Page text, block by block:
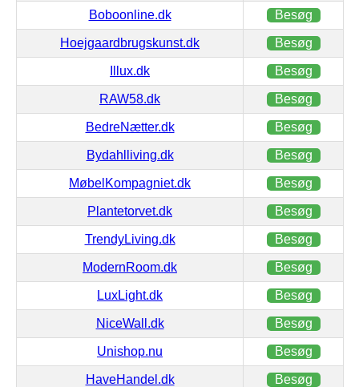
Boboonline.dk Besøg
Hoejgaardbrugskunst.dk Besøg
Illux.dk Besøg
RAW58.dk Besøg
BedreNætter.dk Besøg
Bydahlliving.dk Besøg
MøbelKompagniet.dk Besøg
Plantetorvet.dk Besøg
TrendyLiving.dk Besøg
ModernRoom.dk Besøg
LuxLight.dk Besøg
NiceWall.dk Besøg
Unishop.nu Besøg
HaveHandel.dk Besøg